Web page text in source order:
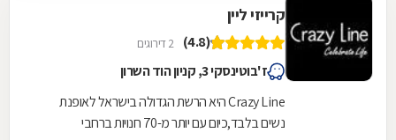
קרייזי ליין
(4.8) 2 דירוגים
ז'בוטינסקי 3, קניון הוד השרון
Crazy Line היא הרשת הגדולה בישראל לאופנת
נשים בלבד,כיום עם יותר מ-70 חנויות ברחבי